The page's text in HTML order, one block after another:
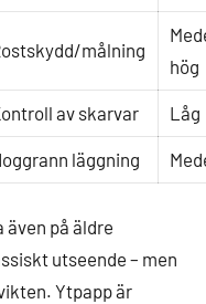
målning
hög
av skarvar Låg
läggning
även på äldre
utseende – men
Ytpapp är